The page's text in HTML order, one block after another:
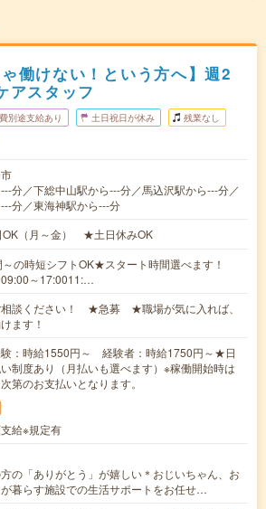
ゃ働けない！という方へ】週2
アスタッフ
別途支給あり 土日祝日が休み 残業なし
分／下総中山駅から---分／馬込沢駅から---分／
分／東海神駅から---分
OK（月～金） ★土日休みOK
の時短シフトOK★スタート時間選べます！
～17:0011:…
相談ください！ ★急募 ★職場が気に入れば、
ます！
：時給1550円～ 経験者：時給1750円～★日
制度あり（月払いも選べます）※稼働開始時は
第のお支払いとなります。
給※規定有
の「ありがとう」が嬉しい＊おじいちゃん、お
暮らす施設での生活サポートをお任せ…